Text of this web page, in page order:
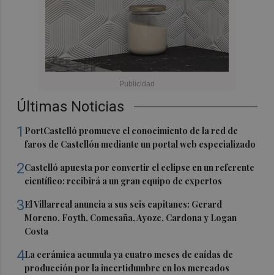
Últimas Noticias
1 PortCastelló promueve el conocimiento de la red de
faros de Castellón mediante un portal web especializado
2Castelló apuesta por convertir el eclipse en un referente
científico: recibirá a un gran equipo de expertos
3El Villarreal anuncia a sus seis capitanes: Gerard
Moreno, Foyth, Comesaña, Ayoze, Cardona y Logan
Costa
4La cerámica acumula ya cuatro meses de caídas de
producción por la incertidumbre en los mercados